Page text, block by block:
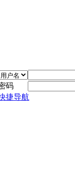
码
捷导航